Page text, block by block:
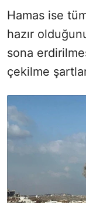
Hamas ise
hazır
sona
çekilme